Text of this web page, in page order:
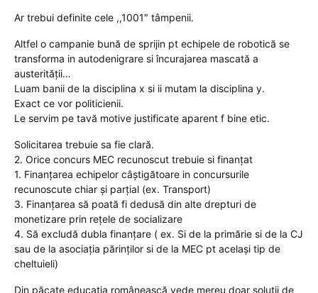
Ar trebui definite cele ,,1001″ tâmpenii.
Altfel o campanie bună de sprijin pt echipele de robotică se
transforma in autodenigrare si încurajarea mascată a
austerității…
Luam banii de la disciplina x si ii mutam la disciplina y.
Exact ce vor politicienii.
Le servim pe tavă motive justificate aparent f bine etic.
Solicitarea trebuie sa fie clară.
2. Orice concurs MEC recunoscut trebuie si finanțat
1. Finanțarea echipelor câștigătoare in concursurile
recunoscute chiar și parțial (ex. Transport)
3. Finanțarea să poată fi dedusă din alte drepturi de
monetizare prin rețele de socializare
4. Să excludă dubla finanțare ( ex. Si de la primărie si de la CJ
sau de la asociația părinților si de la MEC pt același tip de
cheltuieli)
Din păcate educația românească vede mereu doar soluții de